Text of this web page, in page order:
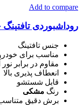
Add to compare
روداشبوردی
جنس تافتینگ
مناسب برای
مقاوم در برابر
انعطاف پذیری بالا
قابل شستشو
رنگ مشکی
برش دقیق متناسب